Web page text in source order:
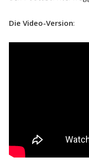
Die Video-Version: